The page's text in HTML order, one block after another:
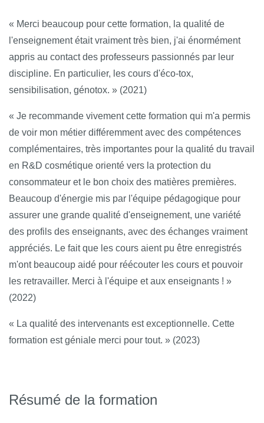
« Merci beaucoup pour cette formation, la qualité de
l'enseignement était vraiment très bien, j'ai énormément
appris au contact des professeurs passionnés par leur
discipline. En particulier, les cours d'éco-tox,
sensibilisation, génotox. » (2021)
« Je recommande vivement cette formation qui m'a permis
de voir mon métier différemment avec des compétences
complémentaires, très importantes pour la qualité du travail
en R&D cosmétique orienté vers la protection du
consommateur et le bon choix des matières premières.
Beaucoup d'énergie mis par l'équipe pédagogique pour
assurer une grande qualité d'enseignement, une variété
des profils des enseignants, avec des échanges vraiment
appréciés. Le fait que les cours aient pu être enregistrés
m'ont beaucoup aidé pour réécouter les cours et pouvoir
les retravailler. Merci à l'équipe et aux enseignants ! »
(2022)
« La qualité des intervenants est exceptionnelle. Cette
formation est géniale merci pour tout. » (2023)
Résumé de la formation